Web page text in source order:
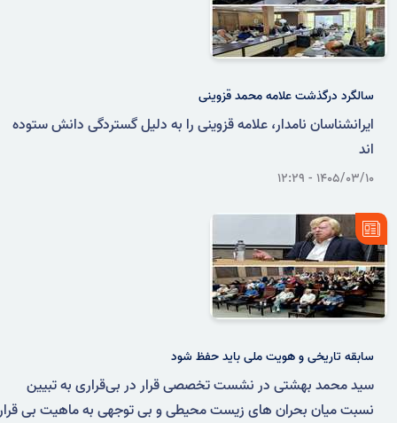
سالگرد درگذشت علامه محمد قزوینی
ایرانشناسان نامدار، علامه قزوینی را به دلیل گستردگی دانش ستوده
اند
۱۴۰۵/۰۳/۱۰ - ۱۲:۲۹
سابقه تاریخی و هویت ملی باید حفظ شود
سید محمد بهشتی در نشست تخصصی قرار در بی‌قراری به تبیین
نسبت میان بحران های زیست محیطی و بی توجهی به ماهیت بی